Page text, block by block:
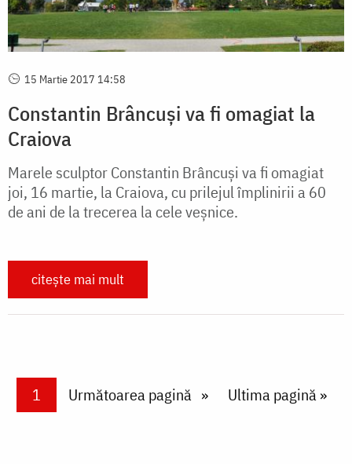
15 Martie 2017 14:58
Constantin Brâncuşi va fi omagiat la
Craiova
Marele sculptor Constantin Brâncuşi va fi omagiat
joi, 16 martie, la Craiova, cu prilejul împlinirii a 60
de ani de la trecerea la cele veşnice.
citește mai mult
PaginareCurrent page
1 Next page
Următoarea pagină Last page
Ultima pagină »